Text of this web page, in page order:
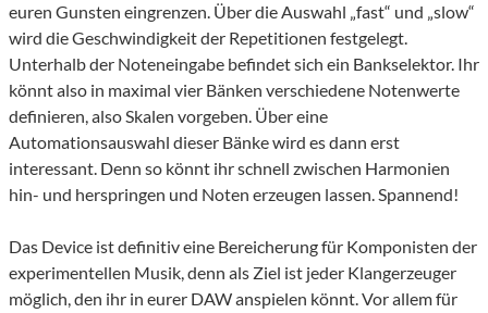
euren Gunsten eingrenzen. Über die Auswahl „fast“ und „slow“
wird die Geschwindigkeit der Repetitionen festgelegt.
Unterhalb der Noteneingabe befindet sich ein Bankselektor. Ihr
könnt also in maximal vier Bänken verschiedene Notenwerte
definieren, also Skalen vorgeben. Über eine
Automationsauswahl dieser Bänke wird es dann erst
interessant. Denn so könnt ihr schnell zwischen Harmonien
hin- und herspringen und Noten erzeugen lassen. Spannend!
Das Device ist definitiv eine Bereicherung für Komponisten der
experimentellen Musik, denn als Ziel ist jeder Klangerzeuger
möglich, den ihr in eurer DAW anspielen könnt. Vor allem für